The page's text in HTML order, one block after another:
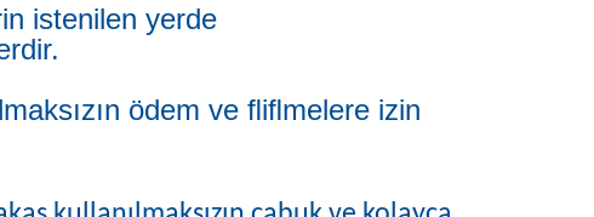
istenilen yerde
ödem ve ﬂiﬂmelere izin